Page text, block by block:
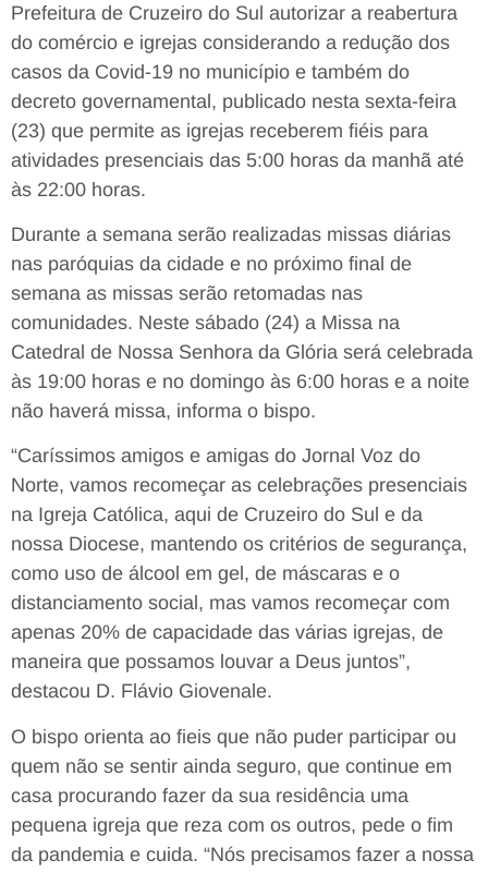
Prefeitura de Cruzeiro do Sul autorizar a reabertura
do comércio e igrejas considerando a redução dos
casos da Covid-19 no município e também do
decreto governamental, publicado nesta sexta-feira
(23) que permite as igrejas receberem fiéis para
atividades presenciais das 5:00 horas da manhã até
às 22:00 horas.
Durante a semana serão realizadas missas diárias
nas paróquias da cidade e no próximo final de
semana as missas serão retomadas nas
comunidades. Neste sábado (24) a Missa na
Catedral de Nossa Senhora da Glória será celebrada
às 19:00 horas e no domingo às 6:00 horas e a noite
não haverá missa, informa o bispo.
“Caríssimos amigos e amigas do Jornal Voz do
Norte, vamos recomeçar as celebrações presenciais
na Igreja Católica, aqui de Cruzeiro do Sul e da
nossa Diocese, mantendo os critérios de segurança,
como uso de álcool em gel, de máscaras e o
distanciamento social, mas vamos recomeçar com
apenas 20% de capacidade das várias igrejas, de
maneira que possamos louvar a Deus juntos”,
destacou D. Flávio Giovenale.
O bispo orienta ao fieis que não puder participar ou
quem não se sentir ainda seguro, que continue em
casa procurando fazer da sua residência uma
pequena igreja que reza com os outros, pede o fim
da pandemia e cuida. “Nós precisamos fazer a nossa